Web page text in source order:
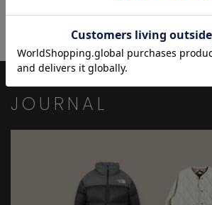
ジェンダーレスなデイリーウェアを展開する
02：TRIBE WEARサイズ表記M
03：TRIBE WEARサイズ表記L
と画像のカラーの見え方が異なる場合がござ
※画像はサンプルのため、色味やサイズ等の
合がございます。
JOURNAL